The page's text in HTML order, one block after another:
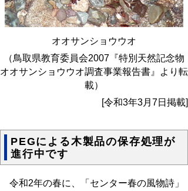
オオサンショウウオ
（鳥取県教育委員会2007 『特別天然記念物
オオサンショウウオ調査事業報告書』より転
載）
[令和3年3月7日掲載]
PEGによる木製品の保存処理が
進行中です
令和2年の春に、「センター春の風物詩」